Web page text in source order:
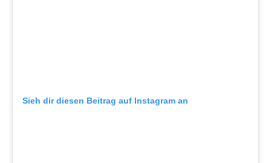
Sieh dir diesen Beitrag auf Instagram an